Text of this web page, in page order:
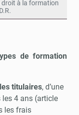
droit à la formation
de formation
titulaires, d’une
les 4 ans (article
les frais